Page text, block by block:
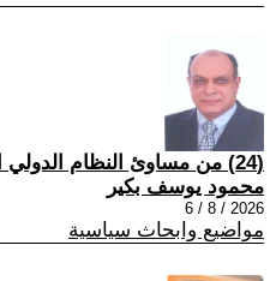
(24) من مساوئ النظام الدولي الجديد٢
محمود يوسف بكير
2026 / 8 / 6
مواضيع وابحاث سياسية